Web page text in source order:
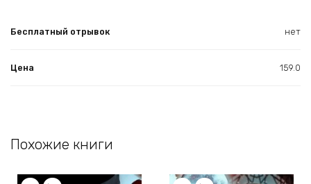
Бесплатный отрывок нет
Цена 159.0
Похожие книги